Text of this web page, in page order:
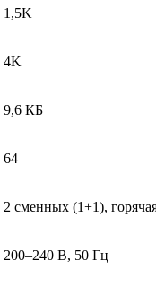
1,5K
4K
9,6 КБ
64
2 сменных (1+1),
200–240 В, 50 Гц